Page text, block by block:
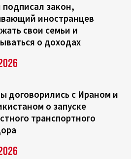
подписал закон,
иностранцев
свои семьи и
о доходах
договорились с Ираном и
о запуске
транспортного